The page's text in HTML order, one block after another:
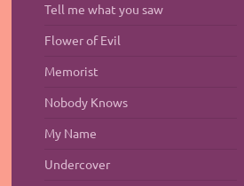
Tell me what you saw
Flower of Evil
Memorist
Nobody Knows
My Name
Undercover